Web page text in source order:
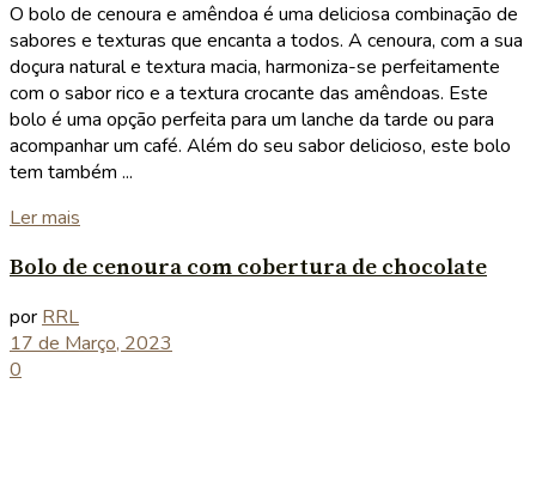
O bolo de cenoura e amêndoa é uma deliciosa combinação de
sabores e texturas que encanta a todos. A cenoura, com a sua
doçura natural e textura macia, harmoniza-se perfeitamente
com o sabor rico e a textura crocante das amêndoas. Este
bolo é uma opção perfeita para um lanche da tarde ou para
acompanhar um café. Além do seu sabor delicioso, este bolo
tem também ...
Ler mais
Bolo de cenoura com cobertura de chocolate
por RRL
17 de Março, 2023
0